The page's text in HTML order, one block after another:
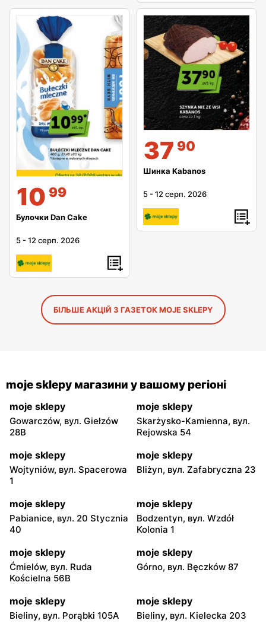
10 99
Булочки Dan Cake
5 -12 серп. 2026
37 90
Шинка Kabanos
5 -12 серп. 2026
БІЛЬШЕ АКЦІЙ З ГАЗЕТОК MOJE SKLEPY
moje sklepy магазини у вашому регіоні
moje sklepy
Gowarczów, вул. Giełzów
28B
moje sklepy
Skarżysko-Kamienna, вул.
Rejowska 54
moje sklepy
Wojtyniów, вул. Spacerowa
1
moje sklepy
Bliżyn, вул. Zafabryczna 23
moje sklepy
Pabianice, вул. 20 Stycznia
40
moje sklepy
Bodzentyn, вул. Wzdół
Kolonia 1
moje sklepy
Ćmielów, вул. Ruda
Kościelna 56B
moje sklepy
Górno, вул. Bęczków 87
moje sklepy
Bieliny, вул. Porąbki 105A
moje sklepy
Bieliny, вул. Kielecka 203